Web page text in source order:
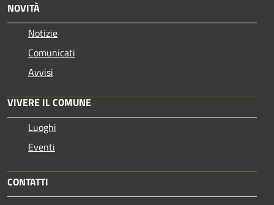
NOVITÀ
Notizie
Comunicati
Avvisi
VIVERE IL COMUNE
Luoghi
Eventi
CONTATTI